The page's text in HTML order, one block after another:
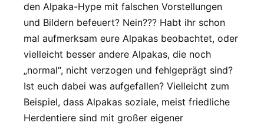
den Alpaka-Hype mit falschen Vorstellungen
und Bildern befeuert? Nein??? Habt ihr schon
mal aufmerksam eure Alpakas beobachtet, oder
vielleicht besser andere Alpakas, die noch
„normal“, nicht verzogen und fehlgeprägt sind?
Ist euch dabei was aufgefallen? Vielleicht zum
Beispiel, dass Alpakas soziale, meist friedliche
Herdentiere sind mit großer eigener